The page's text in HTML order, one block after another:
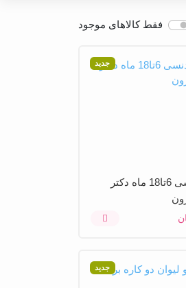
فقط کالاهای موجود
جدید
پستانک ارتودنسی 6تا18 ماه دکتر
جدید